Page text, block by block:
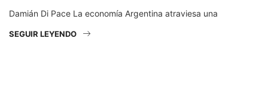
Damián Di Pace La economía Argentina atraviesa una
SEGUIR LEYENDO